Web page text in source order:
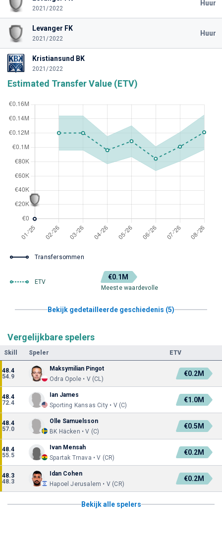
2021/2022
Huur
Levanger FK
2021/2022
Huur
Kristiansund BK
2021/2022
Estimated Transfer Value (ETV)
Transfersommen
ETV
€0.1M
Meeste waardevolle
Bekijk gedetailleerde geschiedenis (5)
Vergelijkbare spelers
Skill Speler ETV
48.4
54.9
Maksymilian Pingot
Odra Opole • V (CL)
€0.2M
48.4
72.4
Ian James
Sporting Kansas City • V (C)
€1.0M
48.4
57.0
Olle Samuelsson
BK Häcken • V (C)
€0.5M
48.4
55.5
Ivan Mensah
Spartak Trnava • V (CR)
€0.2M
48.3
48.3
Idan Cohen
Hapoel Jerusalem • V (CR)
€0.2M
Bekijk alle spelers